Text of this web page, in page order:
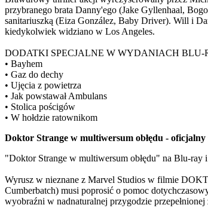
przybranego brata Danny'ego (Jake Gyllenhaal,
sanitariuszką (Eiza González, Baby Driver). Will i
kiedykolwiek widziano w Los Angeles.
DODATKI SPECJALNE W WYDANIACH
• Bayhem
• Gaz do dechy
• Ujęcia z powietrza
• Jak powstawał Ambulans
• Stolica pościgów
• W hołdzie ratownikom
Doktor Strange w multiwersum obłędu -
"Doktor Strange w multiwersum obłędu" na Blu-ray
Wyrusz w nieznane z Marvel Studios w filmie
Cumberbatch) musi poprosić o pomoc
wyobraźni w nadnaturalnej przygodzie